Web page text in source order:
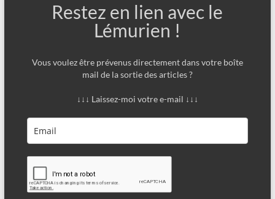
Restez en lien avec le
Lémurien !
Vous voulez être prévenus directement dans votre boîte
mail de la sortie des articles ?
↓↓↓ Laissez-moi votre e-mail ↓↓↓